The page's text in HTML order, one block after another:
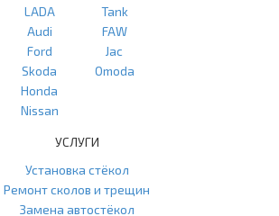
LADA
Audi
Ford
Skoda
Honda
Nissan
Tank
FAW
Jac
Omoda
УСЛУГИ
Установка стёкол
Ремонт сколов и трещин
Замена автостёкол